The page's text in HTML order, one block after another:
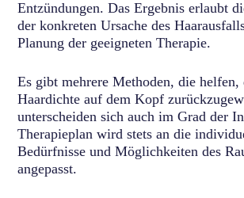
Entzündungen. Das Ergebnis erlaubt
der konkreten Ursache des
Planung der geeigneten Therapie.
Es gibt mehrere Methoden, die helfen,
Haardichte auf dem Kopf
unterscheiden sich auch im Grad der
Therapieplan wird stets an die
Bedürfnisse und Möglichkeiten des
angepasst.